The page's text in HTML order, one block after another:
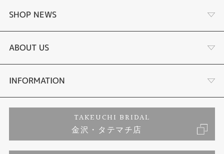
婚約指輪
結婚指輪
セットリング
婚約ネックレス
ダイヤモンド
SHOP NEWS
選ばれる理由まとめ
お客様の声
プロポーズサポート
ブランドリスト
ABOUT US
会社概要
お客様の声
INFORMATION
TAKEUCHI BRIDAL
金沢・タテマチ店